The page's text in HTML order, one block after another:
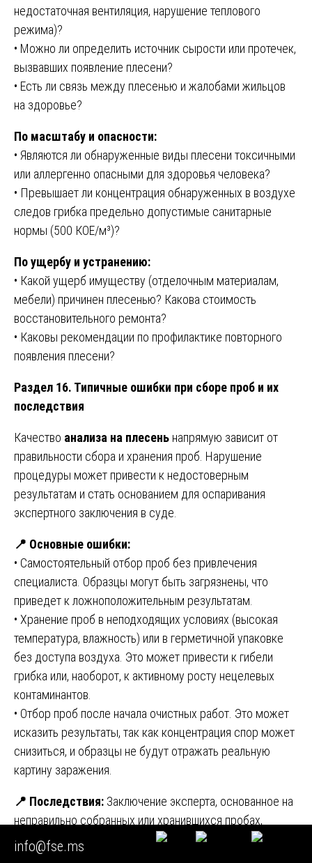
недостаточная вентиляция, нарушение теплового
режима)?
• Можно ли определить источник сырости или протечек,
вызвавших появление плесени?
• Есть ли связь между плесенью и жалобами жильцов
на здоровье?
По масштабу и опасности:
• Являются ли обнаруженные виды плесени токсичными
или аллергенно опасными для здоровья человека?
• Превышает ли концентрация обнаруженных в воздухе
следов грибка предельно допустимые санитарные
нормы (500 КОЕ/м³)?
По ущербу и устранению:
• Какой ущерб имуществу (отделочным материалам,
мебели) причинен плесенью? Какова стоимость
восстановительного ремонта?
• Каковы рекомендации по профилактике повторного
появления плесени?
Раздел 16. Типичные ошибки при сборе проб и их
последствия
Качество анализа на плесень напрямую зависит от
правильности сбора и хранения проб. Нарушение
процедуры может привести к недостоверным
результатам и стать основанием для оспаривания
экспертного заключения в суде.
📍 Основные ошибки:
• Самостоятельный отбор проб без привлечения
специалиста. Образцы могут быть загрязнены, что
приведет к ложноположительным результатам.
• Хранение проб в неподходящих условиях (высокая
температура, влажность) или в герметичной упаковке
без доступа воздуха. Это может привести к гибели
грибка или, наоборот, к активному росту нецелевых
контаминантов.
• Отбор проб после начала очистных работ. Это может
исказить результаты, так как концентрация спор может
снизиться, и образцы не будут отражать реальную
картину заражения.
📍 Последствия: Заключение эксперта, основанное на
неправильно собранных или хранившихся пробах,
может быть признано недопустимым доказательством
в суде. В нем могут быть сделаны вероятностные
info@fse.ms